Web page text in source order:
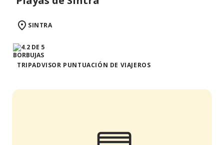
SINTRA
TRIPADVISOR PUNTUACIÓN DE VIAJEROS